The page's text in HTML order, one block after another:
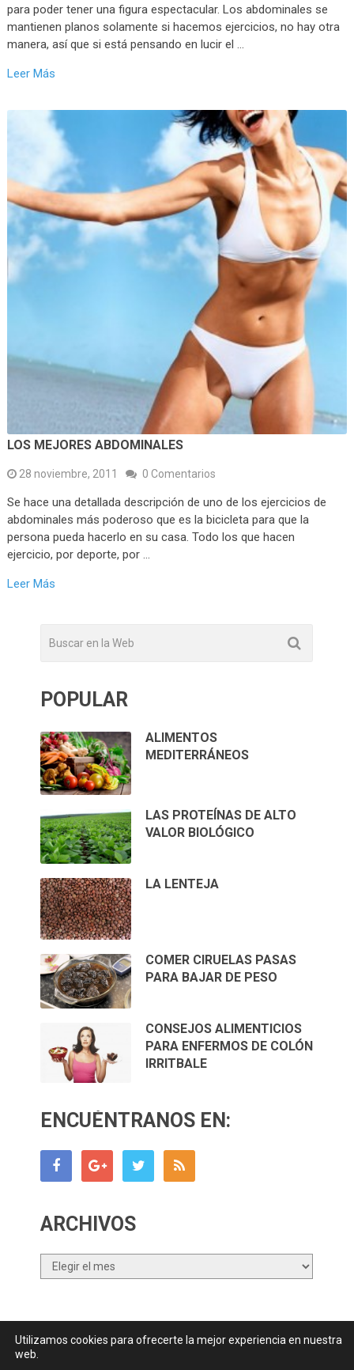
para poder tener una figura espectacular. Los abdominales se
mantienen planos solamente si hacemos ejercicios, no hay otra
manera, así que si está pensando en lucir el …
Leer Más
LOS MEJORES ABDOMINALES
28 noviembre, 2011 0 Comentarios
Se hace una detallada descripción de uno de los ejercicios de
abdominales más poderoso que es la bicicleta para que la
persona pueda hacerlo en su casa. Todo los que hacen
ejercicio, por deporte, por …
Leer Más
POPULAR
ALIMENTOS
MEDITERRÁNEOS
LAS PROTEÍNAS DE ALTO
VALOR BIOLÓGICO
LA LENTEJA
COMER CIRUELAS PASAS
PARA BAJAR DE PESO
CONSEJOS ALIMENTICIOS
PARA ENFERMOS DE COLÓN
IRRITBALE
ENCUÉNTRANOS EN:
ARCHIVOS
Archivos
Utilizamos cookies para ofrecerte la mejor experiencia en nuestra
web.